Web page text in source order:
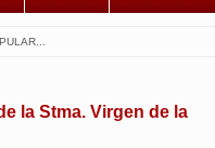
la Stma. Virgen de la